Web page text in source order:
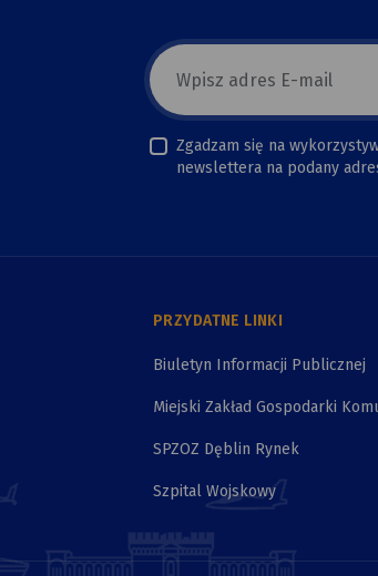
E-
mail
newsletter
Zgadzam się na
newslettera na podany
PRZYDATNE LINKI
Biuletyn Informacji Publicznej
Miejski Zakład Gospodarki
SPZOZ Dęblin Rynek
Szpital Wojskowy